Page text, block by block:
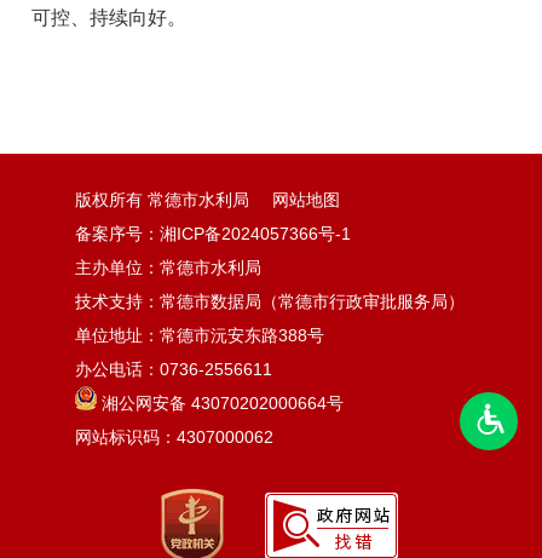
可控、持续向好。
版权所有 常德市水利局
网站地图
备案序号：湘ICP备2024057366号-1
主办单位：常德市水利局
技术支持：常德市数据局（常德市行政审批服务局）
单位地址：常德市沅安东路388号
办公电话：0736-2556611
湘公网安备 43070202000664号
网站标识码：4307000062